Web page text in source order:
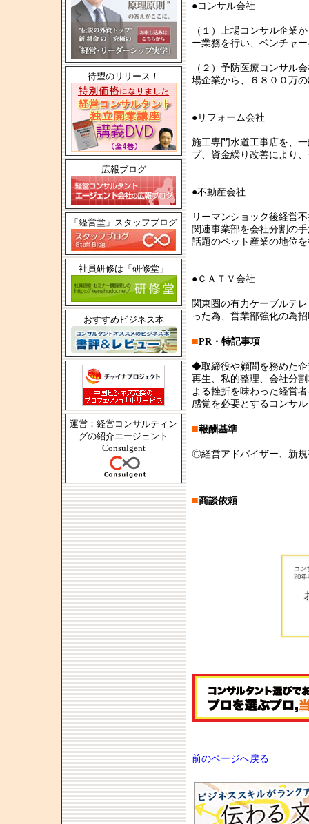
待望のリリース！
広報ブログ
「経営堂」スタッフブログ
社員研修は「研修堂」
おすすめビジネス本
運営：経営コンサルティン
グの紹介エージェント
Consulgent
●コンサ
（１）上場コンサル企業
ー業務を行い、ベンチ
（２）予防医療コンサル
場企業から、６８００万
●リフォーム会社
施工専門水道工事店を、
プ、資金繰り改善により
●不動産会社
リーマンショック後経営
関連事業部を会社分割の
話題のペット産業の地位
●ＣＡＴＶ会社
関東圏の有力ケーブルテ
った為、営業部強化の為
■PR・特記事項
◆取締役や顧問を務めた企
再生、私的整理、会社分
よる挫折を味わった経営
感覚を必要とするコンサ
■報酬基準
◎経営アドバイザー、新規
■商談依頼
前のページへ戻る